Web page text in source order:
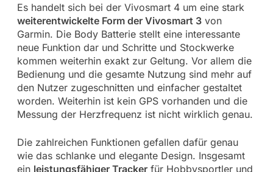
Es handelt sich bei der Vivosmart 4 um eine stark
weiterentwickelte Form der Vivosmart 3von
Garmin. Die Body Batterie stellt eine interessante
neue Funktion dar und Schritte und Stockwerke
kommen weiterhin exakt zur Geltung. Vor allem die
Bedienung und die gesamte Nutzung sind mehr auf
den Nutzer zugeschnitten und einfacher gestaltet
worden. Weiterhin ist kein GPS vorhanden und die
Messung der Herzfrequenz ist nicht wirklich genau.
Die zahlreichen Funktionen gefallen dafür genau
wie das schlanke und elegante Design. Insgesamt
ein leistungsfähiger Trackerfür Hobbysportler und